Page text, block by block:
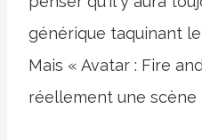
générique taquinant
Mais « Avatar : Fire
réellement une scène